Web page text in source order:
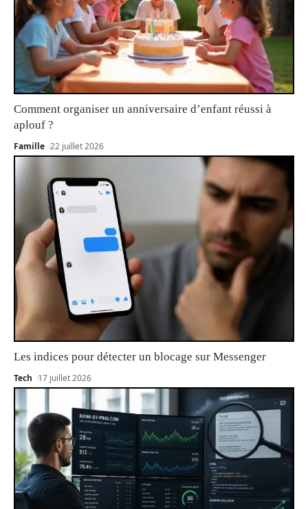
Comment organiser un anniversaire d’enfant réussi à
aplouf ?
Famille 22 juillet 2026
Les indices pour détecter un blocage sur Messenger
Tech 17 juillet 2026